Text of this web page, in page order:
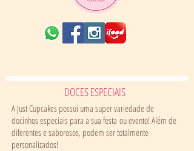
DOCES ESPECIAIS
A Just Cupcakes possui uma super variedade de
docinhos especiais para a sua festa ou evento! Além de
diferentes e saborosos, podem ser totalmente
personalizados!